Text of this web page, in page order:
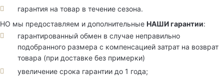
гарантия на товар в течение сезона.
НО мы предоставляем и дополнительные НАШИ гарантии:
гарантированный обмен в случае неправильно
подобранного размера с компенсацией затрат на возврат
товара (при доставке без примерки)
увеличение срока гарантии до 1 года;